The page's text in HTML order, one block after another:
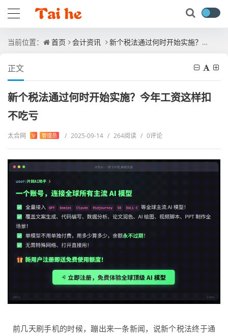
当前位置： 首页 会计资讯 新个税法通过何时开始实施？今年工资这样扣不吃亏
正文
新个税法通过何时开始实施？今年工资这样扣
不吃亏
太合网 V 管理员 / 2025-09-14 / 264阅读 / 0评论
前几天刷手机的时候，蹦出来一条新闻，说新个税法终于通